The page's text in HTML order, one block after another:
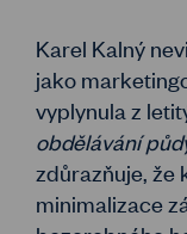
Karel Kalný
jako
vyplynula z
obdělávání
zdůrazňuje, že
minimalizace